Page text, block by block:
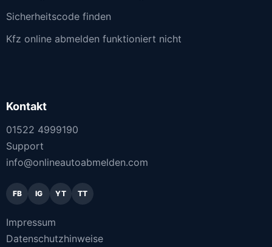
Sicherheitscode finden
Kfz online abmelden funktioniert nicht
Kontakt
01522 4999190
Support
info@onlineautoabmelden.com
FB IG YT TT
Impressum
Datenschutzhinweise